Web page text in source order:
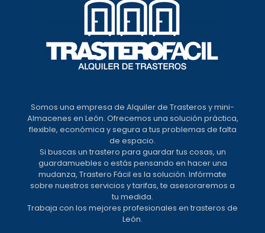
Somos una empresa de Alquiler de Trasteros y mini-
Almacenes en León. Ofrecemos una solución práctica,
flexible, económica y segura a tus problemas de falta
de espacio.
Si buscas un trastero para guardar tus cosas, un
guardamuebles o estás pensando en hacer una
mudanza, Trastero Fácil es la solución. Infórmate
sobre nuestros servicios y tarifas, te asesoraremos a
tu medida.
Trabaja con los mejores profesionales en trasteros de
León.